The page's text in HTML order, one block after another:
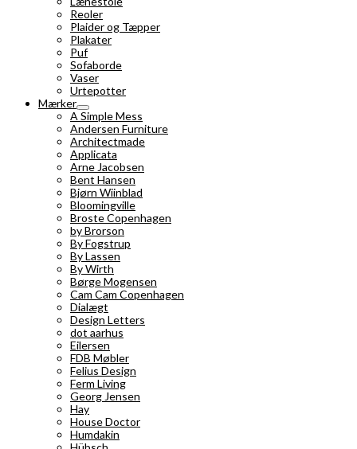
Reoler
Plaider og Tæpper
Plakater
Puf
Sofaborde
Vaser
Urtepotter
Mærker
A Simple Mess
Andersen Furniture
Architectmade
Applicata
Arne Jacobsen
Bent Hansen
Bjørn Wiinblad
Bloomingville
Broste Copenhagen
by Brorson
By Fogstrup
By Lassen
By Wirth
Børge Mogensen
Cam Cam Copenhagen
Dialægt
Design Letters
dot aarhus
Eilersen
FDB Møbler
Felius Design
Ferm Living
Georg Jensen
Hay
House Doctor
Humdakin